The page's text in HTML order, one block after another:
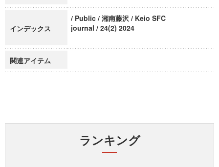
インデックス
/ Public / 湘南藤沢 / Keio SFC
journal / 24(2) 2024
関連アイテム
ランキング